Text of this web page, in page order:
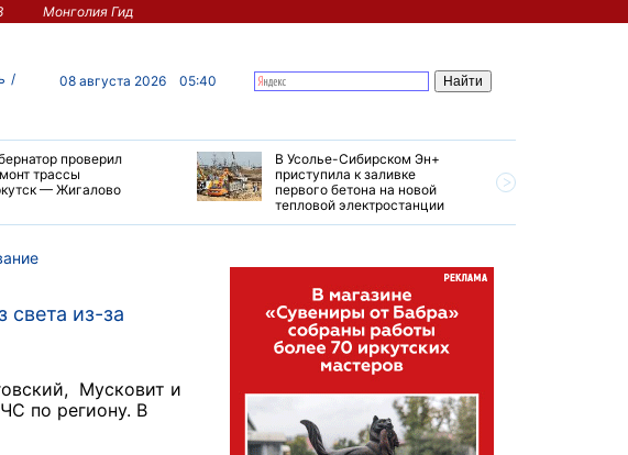
Монголия Гид
08 августа 2026 05:40
проверил
трассы
— Жигалово
В Усолье-Сибирском Эн+
приступила к заливке
первого бетона на новой
тепловой электростанции
из-за
Мусковит и
по региону. В